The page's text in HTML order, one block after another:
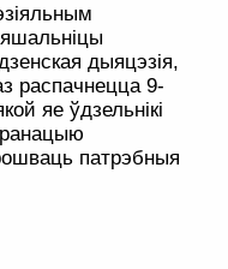
дыяцэзія,
распачнецца 9-
яе ўдзельнікі
патрэбныя